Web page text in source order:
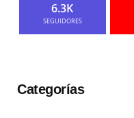
6.3K
SEGUIDORES
Categorías